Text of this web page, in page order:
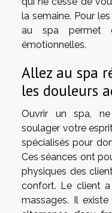
la semaine. Pour
au spa permet
émotionnelles.
Allez au spa
les douleurs
Ouvrir un spa,
soulager votre
spécialisés pour
Ces séances ont
physiques des
confort. Le client
massages. Il